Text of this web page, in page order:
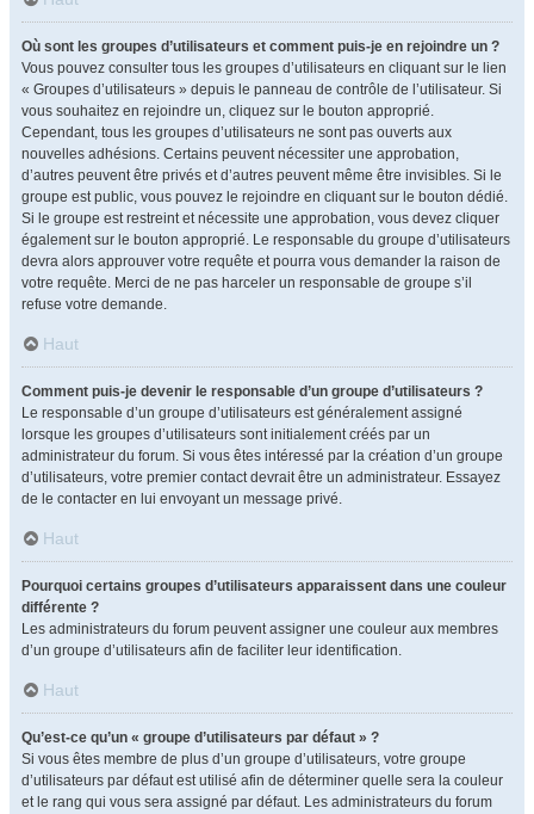
Où sont les groupes d’utilisateurs et comment puis-je en rejoindre un ?
Vous pouvez consulter tous les groupes d’utilisateurs en cliquant sur le lien
« Groupes d’utilisateurs » depuis le panneau de contrôle de l’utilisateur. Si
vous souhaitez en rejoindre un, cliquez sur le bouton approprié.
Cependant, tous les groupes d’utilisateurs ne sont pas ouverts aux
nouvelles adhésions. Certains peuvent nécessiter une approbation,
d’autres peuvent être privés et d’autres peuvent même être invisibles. Si le
groupe est public, vous pouvez le rejoindre en cliquant sur le bouton dédié.
Si le groupe est restreint et nécessite une approbation, vous devez cliquer
également sur le bouton approprié. Le responsable du groupe d’utilisateurs
devra alors approuver votre requête et pourra vous demander la raison de
votre requête. Merci de ne pas harceler un responsable de groupe s’il
refuse votre demande.
Haut
Comment puis-je devenir le responsable d’un groupe d’utilisateurs ?
Le responsable d’un groupe d’utilisateurs est généralement assigné
lorsque les groupes d’utilisateurs sont initialement créés par un
administrateur du forum. Si vous êtes intéressé par la création d’un groupe
d’utilisateurs, votre premier contact devrait être un administrateur. Essayez
de le contacter en lui envoyant un message privé.
Haut
Pourquoi certains groupes d’utilisateurs apparaissent dans une couleur
différente ?
Les administrateurs du forum peuvent assigner une couleur aux membres
d’un groupe d’utilisateurs afin de faciliter leur identification.
Haut
Qu’est-ce qu’un « groupe d’utilisateurs par défaut » ?
Si vous êtes membre de plus d’un groupe d’utilisateurs, votre groupe
d’utilisateurs par défaut est utilisé afin de déterminer quelle sera la couleur
et le rang qui vous sera assigné par défaut. Les administrateurs du forum